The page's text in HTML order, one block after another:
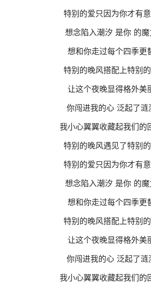
特别的爱只因为你才有
想念陷入潮汐 是你 的魔
想和你走过每个四季更
特别的晚风搭配上特别
让这个夜晚显得格外美
你闯进我的心 泛起了涟
我小心翼翼收藏起我们的
特别的晚风遇见了特别
特别的爱只因为你才有
想念陷入潮汐 是你 的魔
想和你走过每个四季更
特别的晚风搭配上特别
让这个夜晚显得格外美
你闯进我的心 泛起了涟
我小心翼翼收藏起我们的